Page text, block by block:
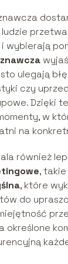
ludzie
wybierają
ulegają
czy
Dzięki
w
na
również
,
, które
do
określone